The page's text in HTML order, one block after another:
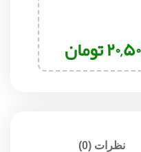
تومان
نظرات (0)